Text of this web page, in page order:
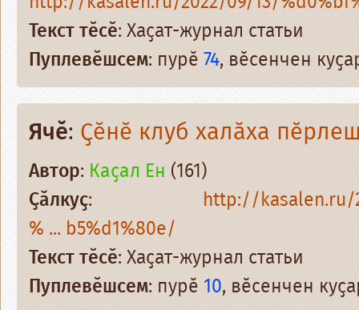
Текст тӗсӗ: Хаҫат-журнал статьи
Пуплевӗшсем: пурӗ74, вӗсенчен
Ячӗ: Ҫӗнӗ клуб халӑха
Автор: Каҫал Ен (161)
Ҫӑлкуҫ: http://kasalen.ru/
% ... b5%d1%80e/
Текст тӗсӗ: Хаҫат-журнал статьи
Пуплевӗшсем: пурӗ 10, вӗсенчен